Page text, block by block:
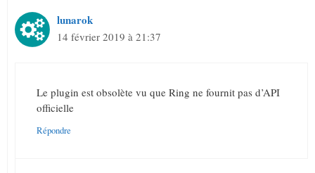
lunarok
14 février 2019 à 21:37
Le plugin est obsolète vu que Ring ne fournit pas d’API
officielle
Répondre